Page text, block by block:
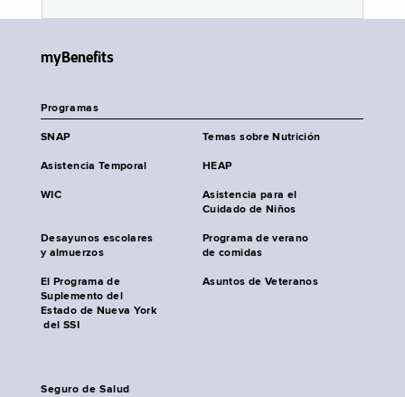
myBenefits
Programas
SNAP Temas sobre Nutrición
Asistencia Temporal HEAP
WIC
Asistencia para el
Cuidado de Niños
Desayunos escolares
y almuerzos
Programa de verano
de comidas
El Programa de
Suplemento del
Estado de Nueva York
del SSI
Asuntos de Veteranos
Seguro de Salud